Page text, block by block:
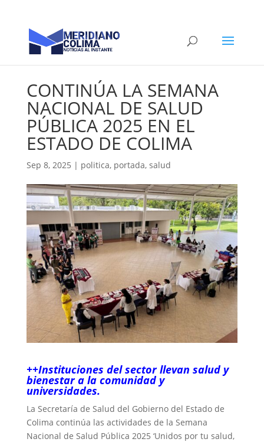
CONTINÚA LA SEMANA
NACIONAL DE SALUD
PÚBLICA 2025 EN EL
ESTADO DE COLIMA
Sep 8, 2025 | politica, portada, salud
++Instituciones del sector llevan salud y
bienestar a la comunidad y
universidades.
La Secretaría de Salud del Gobierno del Estado de
Colima continúa las actividades de la Semana
Nacional de Salud Pública 2025 ‘Unidos por tu salud,